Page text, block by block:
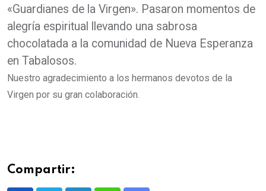
«Guardianes de la Virgen». Pasaron momentos de
alegría espiritual llevando una sabrosa
chocolatada a la comunidad de Nueva Esperanza
en Tabalosos.
Nuestro agradecimiento a los hermanos devotos de la
Virgen por su gran colaboración.
Compartir: